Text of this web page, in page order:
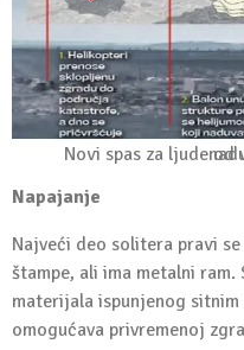
Novi spas za
Napajanje
Najveći deo solitera pravi
štampe, ali ima metalni ram.
materijala ispunjenog
omogućava privremenoj